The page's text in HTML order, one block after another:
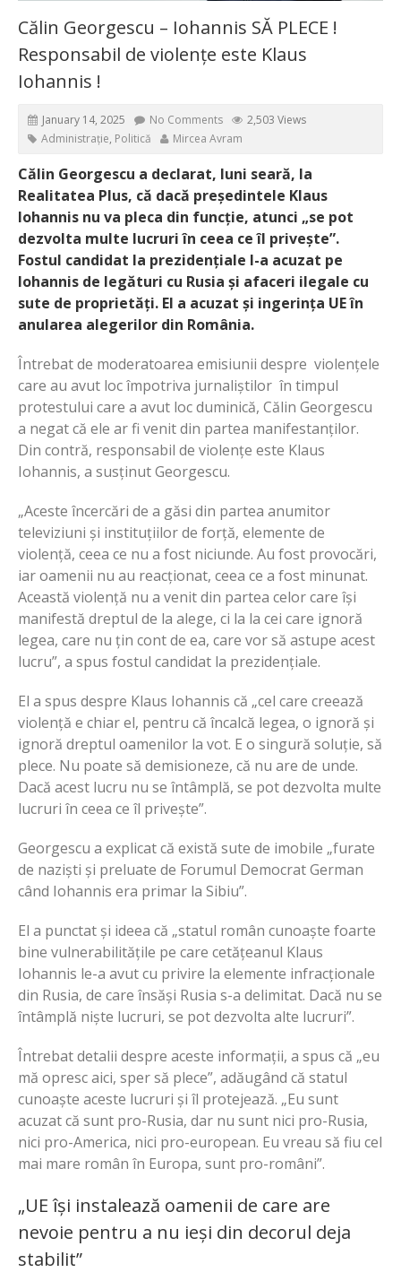
Călin Georgescu – Iohannis SĂ PLECE !
Responsabil de violențe este Klaus
Iohannis !
January 14, 2025 No Comments
2,503 Views
Administrație, Politică Mircea Avram
Călin Georgescu a declarat, luni seară, la
Realitatea Plus, că dacă președintele Klaus
Iohannis nu va pleca din funcție, atunci „se pot
dezvolta multe lucruri în ceea ce îl privește”.
Fostul candidat la prezidențiale l-a acuzat pe
Iohannis de legături cu Rusia și afaceri ilegale cu
sute de proprietăți. El a acuzat și ingerința UE în
anularea alegerilor din România.
Întrebat de moderatoarea emisiunii despre violențele
care au avut loc împotriva jurnaliștilor în timpul
protestului care a avut loc duminică, Călin Georgescu
a negat că ele ar fi venit din partea manifestanților.
Din contră, responsabil de violențe este Klaus
Iohannis, a susținut Georgescu.
„Aceste încercări de a găsi din partea anumitor
televiziuni și instituțiilor de forță, elemente de
violență, ceea ce nu a fost niciunde. Au fost provocări,
iar oamenii nu au reacționat, ceea ce a fost minunat.
Această violență nu a venit din partea celor care își
manifestă dreptul de la alege, ci la la cei care ignoră
legea, care nu țin cont de ea, care vor să astupe acest
lucru”, a spus fostul candidat la prezidențiale.
El a spus despre Klaus Iohannis că „cel care creează
violență e chiar el, pentru că încalcă legea, o ignoră și
ignoră dreptul oamenilor la vot. E o singură soluție, să
plece. Nu poate să demisioneze, că nu are de unde.
Dacă acest lucru nu se întâmplă, se pot dezvolta multe
lucruri în ceea ce îl privește”.
Georgescu a explicat că există sute de imobile „furate
de naziști și preluate de Forumul Democrat German
când Iohannis era primar la Sibiu”.
El a punctat și ideea că „statul român cunoaște foarte
bine vulnerabilitățile pe care cetățeanul Klaus
Iohannis le-a avut cu privire la elemente infracționale
din Rusia, de care însăși Rusia s-a delimitat. Dacă nu se
întâmplă niște lucruri, se pot dezvolta alte lucruri”.
Întrebat detalii despre aceste informații, a spus că „eu
mă opresc aici, sper să plece”, adăugând că statul
cunoaște aceste lucruri și îl protejează. „Eu sunt
acuzat că sunt pro-Rusia, dar nu sunt nici pro-Rusia,
nici pro-America, nici pro-european. Eu vreau să fiu cel
mai mare român în Europa, sunt pro-români”.
„UE își instalează oamenii de care are
nevoie pentru a nu ieși din decorul deja
stabilit”